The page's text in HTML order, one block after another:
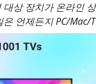
대상 장치가 온라인
언제든지 PC/Mac/